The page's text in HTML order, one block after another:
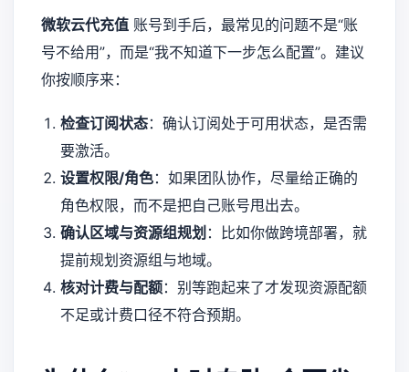
微软云代充值 账号到手后，最常见的问题不是“账
号不给用”，而是“我不知道下一步怎么配置”。建议
你按顺序来：
检查订阅状态：确认订阅处于可用状态，是否需
要激活。
设置权限/角色：如果团队协作，尽量给正确的
角色权限，而不是把自己账号甩出去。
确认区域与资源组规划 ：比如你做跨境部署，就
提前规划资源组与地域。
核对计费与配额：别等跑起来了才发现资源配额
不足或计费口径不符合预期。